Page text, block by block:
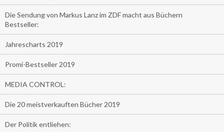
Die Sendung von Markus Lanz im ZDF macht aus Büchern
Bestseller:
Jahrescharts 2019
Promi-Bestseller 2019
MEDIA CONTROL:
Die 20 meistverkauften Bücher 2019
Der Politik entliehen: